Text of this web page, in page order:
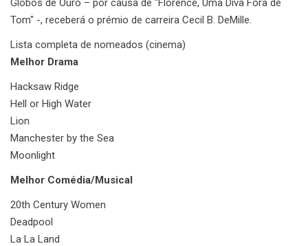
Globos de Ouro – por causa de "Florence, Uma Diva Fora de
Tom" -, receberá o prémio de carreira Cecil B. DeMille.
Lista completa de nomeados (cinema)
Melhor Drama
Hacksaw Ridge
Hell or High Water
Lion
Manchester by the Sea
Moonlight
Melhor Comédia/Musical
20th Century Women
Deadpool
La La Land